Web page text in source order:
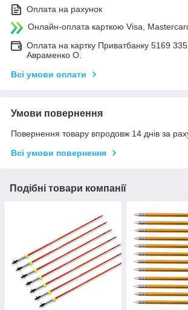
Оплата на рахунок
Онлайн-оплата карткою Visa,
Оплата на картку Приватбанку 5169
Авраменко О.
Всі умови оплати
Умови повернення
Повернення товару впродовж 14 днів за
Всі умови повернення
Подібні товари компанії